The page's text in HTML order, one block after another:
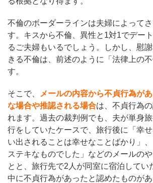
不倫のボーダーラインは夫婦によって
す。キスから不倫、異性と1対1でデー
るご夫婦もいるでしょう。しかし、慰
きる不倫は、前述のように「法律上の
す。
そこで、
メールの内容から不貞行為が
な場合や推認される場合は、不貞行為
れます。過去の裁判例でも、夫が単身
行をしていたケースで、旅行後に「幸
い出されることは幸せなことばかり」
ステキなものでした」などのメールの
とと、旅行先で2人が同室に宿泊してい
中に不貞行為があったと認めたものが